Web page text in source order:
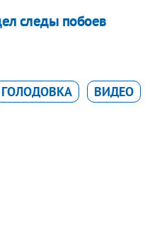
следы побоев
ГОЛОДОВКА
ВИДЕО